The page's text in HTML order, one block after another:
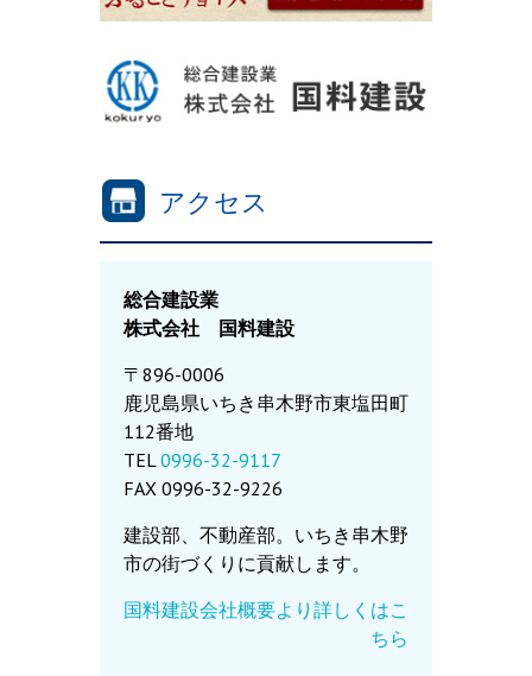
アクセス
総合建設業
株式会社 国料建設
〒896-0006
鹿児島県いちき串木野市東塩田町
112番地
TEL0996-32-9117
FAX 0996-32-9226
建設部、不動産部。いちき串木野
市の街づくりに貢献します。
国料建設会社概要より詳しくはこ
ちら